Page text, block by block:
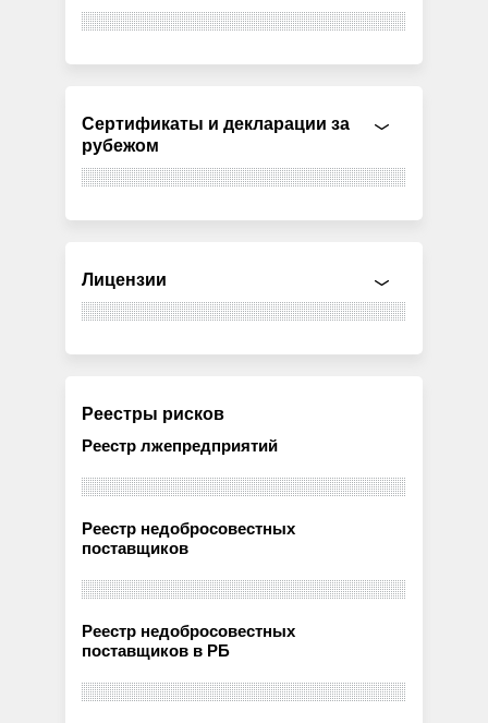
Сертификаты и декларации за
рубежом
Лицензии
Реестры рисков
Реестр лжепредприятий
Реестр недобросовестных
поставщиков
Реестр недобросовестных
поставщиков в РБ